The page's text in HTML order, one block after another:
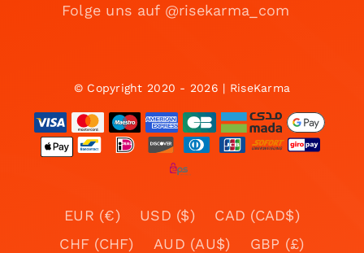
Folge uns auf @risekarma_com
© Copyright 2020 - 2026 | RiseKarma
EUR (€) USD ($)
CAD (CAD$)
CHF (CHF)
AUD (AU$)
GBP (£)